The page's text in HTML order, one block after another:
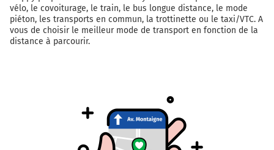
vélo, le covoiturage, le train, le bus longue distance, le mode
piéton, les transports en commun, la trottinette ou le taxi/VTC. A
vous de choisir le meilleur mode de transport en fonction de la
distance à parcourir.